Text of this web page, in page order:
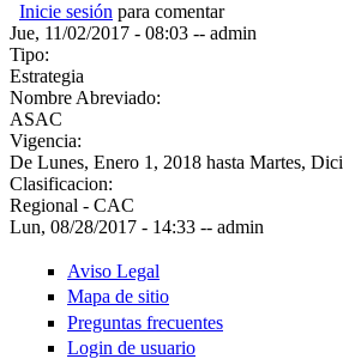
Inicie sesión para comentar
Jue, 11/02/2017 - 08:03 -- admin
Tipo:
Estrategia
Nombre Abreviado:
ASAC
Vigencia:
De Lunes, Enero 1, 2018 hasta Martes,
Clasificacion:
Regional - CAC
Lun, 08/28/2017 - 14:33 -- admin
Aviso Legal
Mapa de sitio
Preguntas frecuentes
Login de usuario